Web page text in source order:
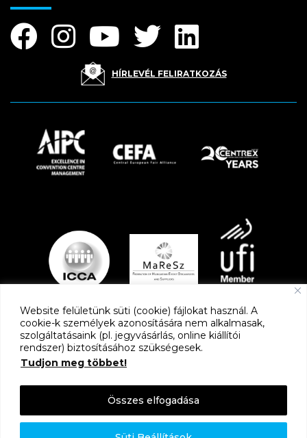
Website felületünk süti (cookie) fájlokat használ. A
cookie-k személyek azonosítására nem alkalmasak,
szolgáltatásaink (pl. jegyvásárlás, online kiállítói
rendszer) biztosításához szükségesek.
Tudjon meg többet!
Összes elfogadása
HÍRLEVÉL FELIRATKOZÁS
PARTNEREK